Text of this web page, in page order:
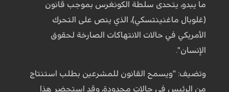
ما يبدو، يتحدى سلطة الكونغرس بموجب قانون
(غلوبال ماغنينتسكي)، الذي ينص على التحرك
الأمريكي في حالات الانتهاكات الصارخة لحقوق
الإنسان".
وتضيف: "ويسمح القانون للمشرعين بطلب استنتاج
من الرئيس في حالات محدودة، وقد استحضر هذا